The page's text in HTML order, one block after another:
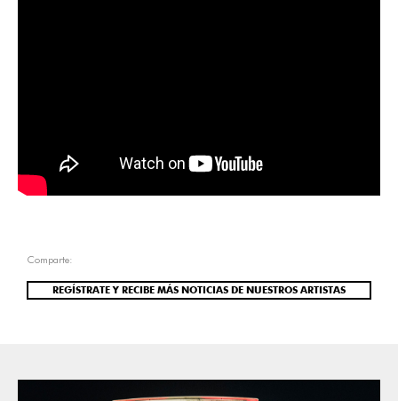
Comparte:
REGÍSTRATE Y RECIBE MÁS NOTICIAS DE NUESTROS ARTISTAS